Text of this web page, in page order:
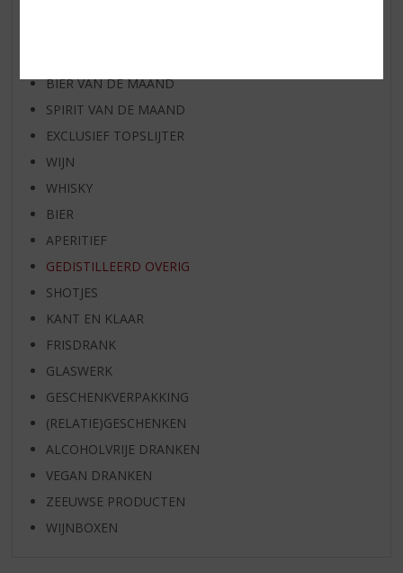
BIER VAN DE MAAND
SPIRIT VAN DE MAAND
EXCLUSIEF TOPSLIJTER
WIJN
WHISKY
BIER
APERITIEF
GEDISTILLEERD OVERIG
SHOTJES
KANT EN KLAAR
FRISDRANK
GLASWERK
GESCHENKVERPAKKING
(RELATIE)GESCHENKEN
ALCOHOLVRIJE DRANKEN
VEGAN DRANKEN
ZEEUWSE PRODUCTEN
WIJNBOXEN